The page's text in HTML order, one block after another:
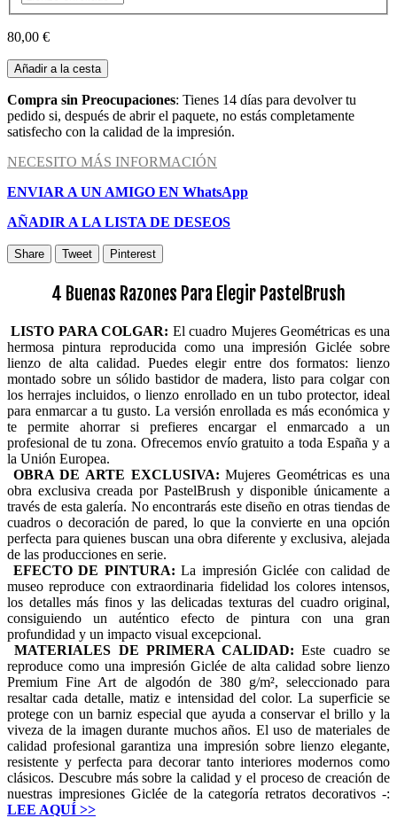
80,00 €
Añadir a la cesta
Compra sin Preocupaciones: Tienes 14 días para devolver tu
pedido si, después de abrir el paquete, no estás completamente
satisfecho con la calidad de la impresión.
NECESITO MÁS INFORMACIÓN
ENVIAR A UN AMIGO EN WhatsApp
AÑADIR A LA LISTA DE DESEOS
Share Tweet Pinterest
4 Buenas Razones Para Elegir PastelBrush
LISTO PARA COLGAR: El cuadro Mujeres Geométricas es una
hermosa pintura reproducida como una impresión Giclée sobre
lienzo de alta calidad. Puedes elegir entre dos formatos: lienzo
montado sobre un sólido bastidor de madera, listo para colgar con
los herrajes incluidos, o lienzo enrollado en un tubo protector, ideal
para enmarcar a tu gusto. La versión enrollada es más económica y
te permite ahorrar si prefieres encargar el enmarcado a un
profesional de tu zona. Ofrecemos envío gratuito a toda España y a
la Unión Europea.
OBRA DE ARTE EXCLUSIVA:Mujeres Geométricas es una
obra exclusiva creada por PastelBrush y disponible únicamente a
través de esta galería. No encontrarás este diseño en otras tiendas de
cuadros o decoración de pared, lo que la convierte en una opción
perfecta para quienes buscan una obra diferente y exclusiva, alejada
de las producciones en serie.
EFECTO DE PINTURA: La impresión Giclée con calidad de
museo reproduce con extraordinaria fidelidad los colores intensos,
los detalles más finos y las delicadas texturas del cuadro original,
consiguiendo un auténtico efecto de pintura con una gran
profundidad y un impacto visual excepcional.
MATERIALES DE PRIMERA CALIDAD: Este cuadro se
reproduce como una impresión Giclée de alta calidad sobre lienzo
Premium Fine Art de algodón de 380 g/m², seleccionado para
resaltar cada detalle, matiz e intensidad del color. La superficie se
protege con un barniz especial que ayuda a conservar el brillo y la
viveza de la imagen durante muchos años. El uso de materiales de
calidad profesional garantiza una impresión sobre lienzo elegante,
resistente y perfecta para decorar tanto interiores modernos como
clásicos. Descubre más sobre la calidad y el proceso de creación de
nuestras impresiones Giclée de la categoría retratos decorativos -:
LEE AQUÍ >>